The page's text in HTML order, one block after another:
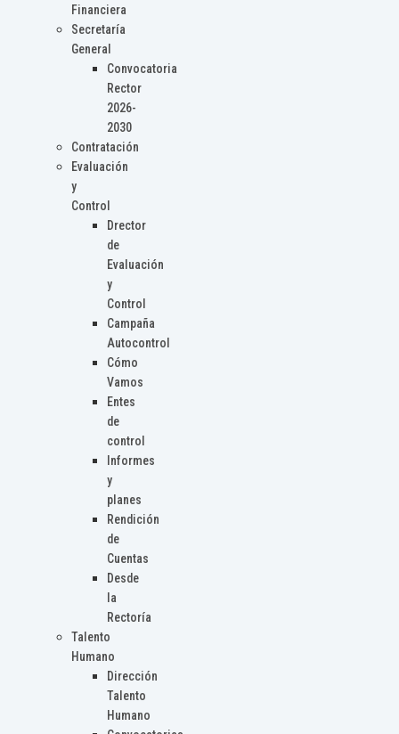
Financiera
Secretaría
General
Convocatoria
Rector
2026-
2030
Contratación
Evaluación
y
Control
Drector
de
Evaluación
y
Control
Campaña
Autocontrol
Cómo
Vamos
Entes
de
control
Informes
y
planes
Rendición
de
Cuentas
Desde
la
Rectoría
Talento
Humano
Dirección
Talento
Humano